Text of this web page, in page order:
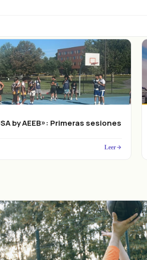
by AEEB»: Primeras sesiones
Leer